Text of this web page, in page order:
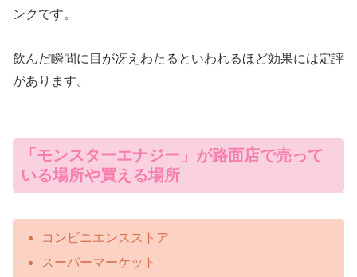
ンクです。
飲んだ瞬間に目が冴えわたるといわれるほど効果には定評
があります。
「モンスターエナジー」が路面店で売って
いる場所や買える場所
コンビニエンスストア
スーパーマーケット